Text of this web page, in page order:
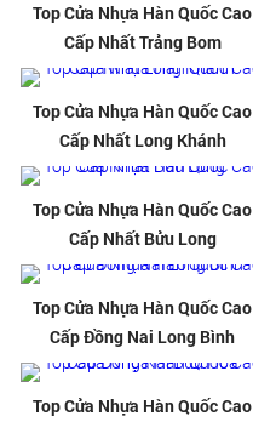
Top Cửa Nhựa Hàn Quốc Cao
Cấp Nhất Trảng Bom
Top Cửa Nhựa Hàn Quốc Cao
Cấp Nhất Long Khánh
Top Cửa Nhựa Hàn Quốc Cao
Cấp Nhất Bửu Long
Top Cửa Nhựa Hàn Quốc Cao
Cấp Đồng Nai Long Bình
Top Cửa Nhựa Hàn Quốc Cao